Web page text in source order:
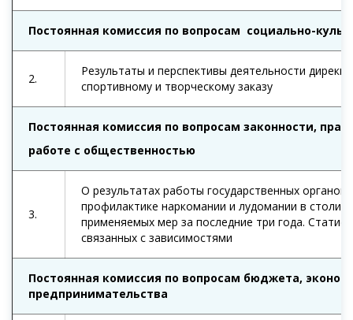
Постоянная комиссия по вопросам социально-
2.
Результаты и перспективы деятельности
спортивному и творческому заказу
Постоянная комиссия по вопросам законности,
работе с общественностью
3.
О результатах работы государственных органов
профилактике наркомании и лудомании в
применяемых мер за последние три года.
связанных с зависимостями
Постоянная комиссия по вопросам бюджета,
предпринимательства